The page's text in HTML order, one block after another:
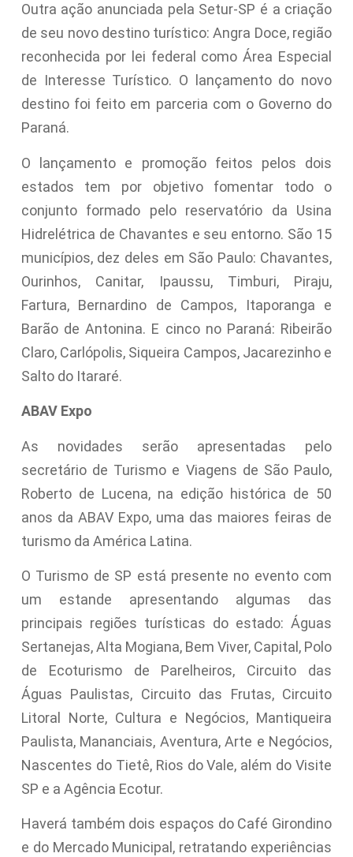
Outra ação anunciada pela Setur-SP é a criação
de seu novo destino turístico: Angra Doce, região
reconhecida por lei federal como Área Especial
de Interesse Turístico. O lançamento do novo
destino foi feito em parceria com o Governo do
Paraná.
O lançamento e promoção feitos pelos dois
estados tem por objetivo fomentar todo o
conjunto formado pelo reservatório da Usina
Hidrelétrica de Chavantes e seu entorno. São 15
municípios, dez deles em São Paulo: Chavantes,
Ourinhos, Canitar, Ipaussu, Timburi, Piraju,
Fartura, Bernardino de Campos, Itaporanga e
Barão de Antonina. E cinco no Paraná: Ribeirão
Claro, Carlópolis, Siqueira Campos, Jacarezinho e
Salto do Itararé.
ABAV Expo
As novidades serão apresentadas pelo
secretário de Turismo e Viagens de São Paulo,
Roberto de Lucena, na edição histórica de 50
anos da ABAV Expo, uma das maiores feiras de
turismo da América Latina.
O Turismo de SP está presente no evento com
um estande apresentando algumas das
principais regiões turísticas do estado: Águas
Sertanejas, Alta Mogiana, Bem Viver, Capital, Polo
de Ecoturismo de Parelheiros, Circuito das
Águas Paulistas, Circuito das Frutas, Circuito
Litoral Norte, Cultura e Negócios, Mantiqueira
Paulista, Mananciais, Aventura, Arte e Negócios,
Nascentes do Tietê, Rios do Vale, além do Visite
SP e a Agência Ecotur.
Haverá também dois espaços do Café Girondino
e do Mercado Municipal, retratando experiências